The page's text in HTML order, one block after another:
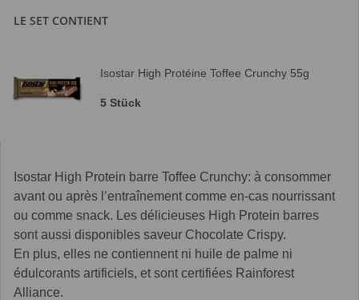
LE SET CONTIENT
Isostar High Protéine Toffee Crunchy 55g
5 Stück
Isostar High Protein barre Toffee Crunchy: à consommer
avant ou après l’entraînement comme en-cas nourrissant
ou comme snack. Les délicieuses High Protein barres
sont aussi disponibles saveur Chocolate Crispy.
En plus, elles ne contiennent ni huile de palme ni
édulcorants artificiels, et sont certifiées Rainforest
Alliance.